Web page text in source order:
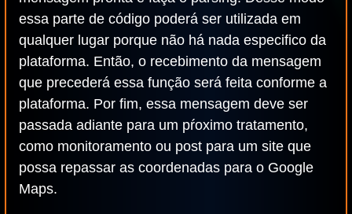
essa parte de código poderá ser utilizada em
qualquer lugar porque não há nada especifico da
plataforma. Então, o recebimento da mensagem
que precederá essa função será feita conforme a
plataforma. Por fim, essa mensagem deve ser
passada adiante para um pŕoximo tratamento,
como monitoramento ou post para um site que
possa repassar as coordenadas para o Google
Maps.